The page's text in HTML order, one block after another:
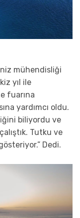
mühendisliği
yıl ile
fuarına
yardımcı oldu.
biliyordu ve
Tutku ve
Dedi.